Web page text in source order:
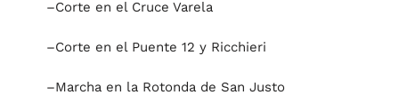
–Corte en el Cruce Varela
–Corte en el Puente 12 y Ricchieri
–Marcha en la Rotonda de San Justo